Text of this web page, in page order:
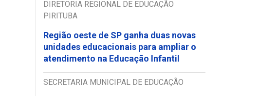
DIRETORIA REGIONAL DE EDUCAÇÃO
PIRITUBA
Região oeste de SP ganha duas novas
unidades educacionais para ampliar o
atendimento na Educação Infantil
SECRETARIA MUNICIPAL DE EDUCAÇÃO